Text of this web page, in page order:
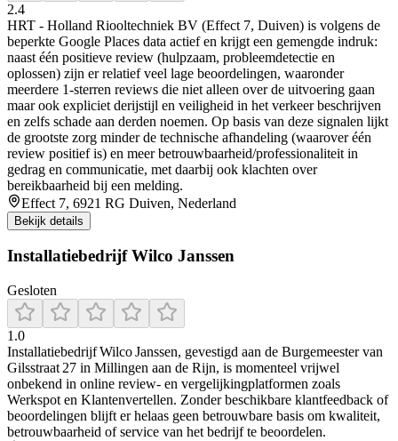
2.4
HRT - Holland Riooltechniek BV (Effect 7, Duiven) is volgens de
beperkte Google Places data actief en krijgt een gemengde indruk:
naast één positieve review (hulpzaam, probleemdetectie en
oplossen) zijn er relatief veel lage beoordelingen, waaronder
meerdere 1-sterren reviews die niet alleen over de uitvoering gaan
maar ook expliciet derijstijl en veiligheid in het verkeer beschrijven
en zelfs schade aan derden noemen. Op basis van deze signalen lijkt
de grootste zorg minder de technische afhandeling (waarover één
review positief is) en meer betrouwbaarheid/professionaliteit in
gedrag en communicatie, met daarbij ook klachten over
bereikbaarheid bij een melding.
Effect 7, 6921 RG Duiven, Nederland
Bekijk details
Installatiebedrijf Wilco Janssen
Gesloten
1.0
Installatiebedrijf Wilco Janssen, gevestigd aan de Burgemeester van
Gilsstraat 27 in Millingen aan de Rijn, is momenteel vrijwel
onbekend in online review- en vergelijkingplatformen zoals
Werkspot en Klantenvertellen. Zonder beschikbare klantfeedback of
beoordelingen blijft er helaas geen betrouwbare basis om kwaliteit,
betrouwbaarheid of service van het bedrijf te beoordelen.